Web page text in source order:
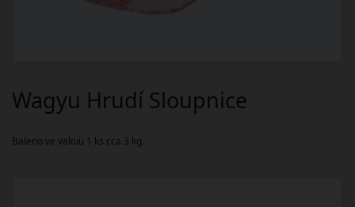
Baleno ve vakuu 1 ks cca 3 kg.
Wagyu Hrudí Sloupnice